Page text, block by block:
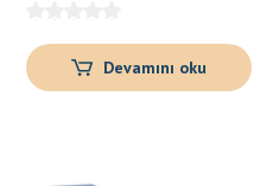
Devamını oku